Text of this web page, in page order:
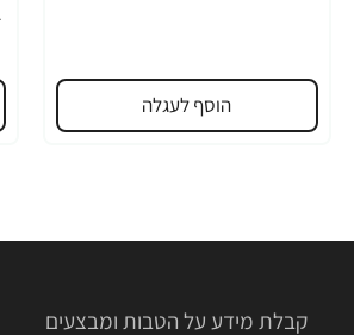
הוסף לעגלה
קבלת מידע על הטבות ומבצעים